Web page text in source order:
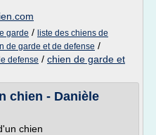
garde / liste des chiens de
de garde et de defense /
defense / chien de garde et
chien - Danièle
chien